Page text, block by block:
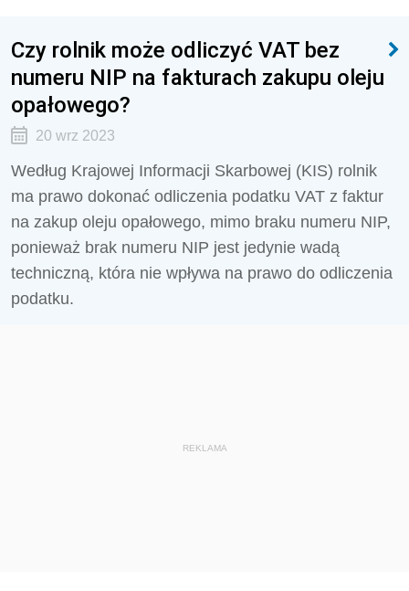
Czy rolnik może odliczyć VAT bez
numeru NIP na fakturach zakupu oleju
opałowego?
20 wrz 2023
Według Krajowej Informacji Skarbowej (KIS) rolnik
ma prawo dokonać odliczenia podatku VAT z faktur
na zakup oleju opałowego, mimo braku numeru NIP,
ponieważ brak numeru NIP jest jedynie wadą
techniczną, która nie wpływa na prawo do odliczenia
podatku.
REKLAMA